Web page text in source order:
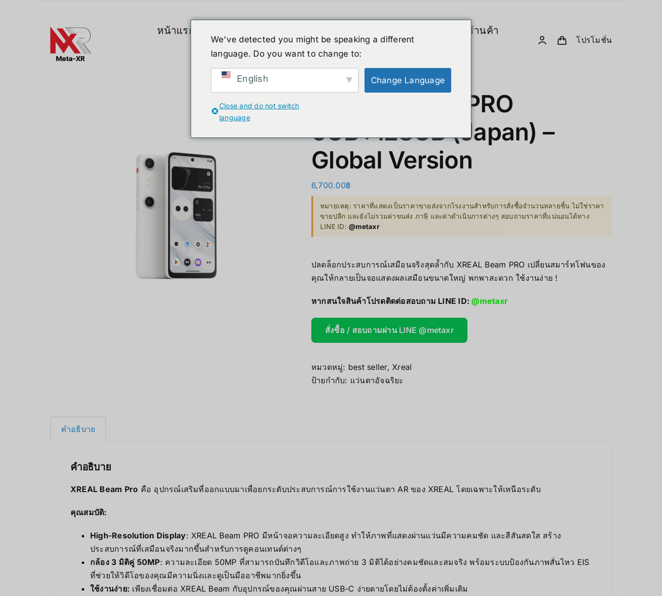
หน้าแรก
A. VR / AR / XR
Quest & Quest Accessories
Apple Vision Pro
B. Smart Glasses &
C. GPU & Computing
VGA Card
Supermicro GPU Server
Mini/Micro PC & eGPU
Wireless Receivers/Transmitters
เปรียบเทียบรุ่น-Unitree Humanoid
Robodog
Accessories
GiiKER Puzzle Games
ร้านค้า
สินค้าลดราคา
เกี่ยวกับเรา
โปรโมชั่น
XREAL BEAM PRO
6GB+128GB (Japan) –
Global Version
6,700.00฿
หมายเหตุ: ราคาที่แสดงเป็นราคาขายส่งจากโรงงานสำหรับการสั่งซื้อจำนวนหลายชิ้น ไม่ใช่ราคา
ขายปลีก และยังไม่รวมค่าขนส่ง ภาษี และค่าดำเนินการต่างๆ สอบถามราคาที่แน่นอนได้ทาง
LINE ID:@metaxr
ปลดล็อกประสบการณ์เสมือนจริงสุดล้ำกับ XREAL Beam PRO เปลี่ยนสมาร์ทโฟนของ
คุณให้กลายเป็นจอแสดงผลเสมือนขนาดใหญ่ พกพาสะดวก ใช้งานง่าย !
หากสนใจสินค้าโปรดติดต่อสอบถาม LINE ID:@metaxr
สั่งซื้อ / สอบถามผ่าน LINE @metaxr
หมวดหมู่: best seller, Xreal
ป้ายกำกับ: แว่นตาอัจฉริยะ
คำอธิบาย
คำอธิบาย
XREAL Beam Pro คือ อุปกรณ์เสริมที่ออกแบบมาเพื่อยกระดับประสบการณ์การใช้งานแว่นตา AR ของ XREAL โดยเฉพาะให้เหนือระดับ
คุณสมบัติ:
High-Resolution Display: XREAL Beam PRO มีหน้าจอความละเอียดสูง ทำให้ภาพที่แสดงผ่านแว่นมีความคมชัด และสีสันสดใส สร้าง
ประสบการณ์ที่เสมือนจริงมากขึ้นสำหรับการดูคอนเทนต์ต่างๆ
กล้อง 3 มิติคู่ 50MP: ความละเอียด 50MP ที่สามารถบันทึกวิดีโอและภาพถ่าย 3 มิติได้อย่างคมชัดและสมจริง พร้อมระบบป้องกันภาพสั่นไหว EIS
ที่ช่วยให้วิดีโอของคุณมีความนิ่งและดูเป็นมืออาชีพมากยิ่งขึ้น
ใช้งานง่าย: เพียงเชื่อมต่อ XREAL Beam กับอุปกรณ์ของคุณผ่านสาย USB-C ง่ายดายโดยไม่ต้องตั้งค่าเพิ่มเติม
We've detected you might be speaking a different
language. Do you want to change to:
English Change Language
Close and do not switch
language